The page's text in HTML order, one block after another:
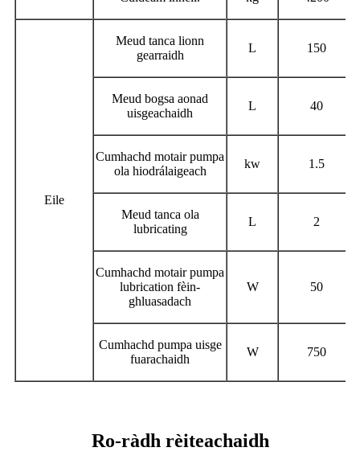
Eile
Meud tanca lionn
gearraidh
L 150
Meud bogsa aonad
uisgeachaidh
L 40
Cumhachd motair pumpa
ola hiodrálaigeach
kw 1.5
Meud tanca ola
lubricating
L 2
Cumhachd motair pumpa
lubrication fèin-
ghluasadach
W 50
Cumhachd pumpa uisge
fuarachaidh
W 750
Ro-ràdh rèiteachaidh